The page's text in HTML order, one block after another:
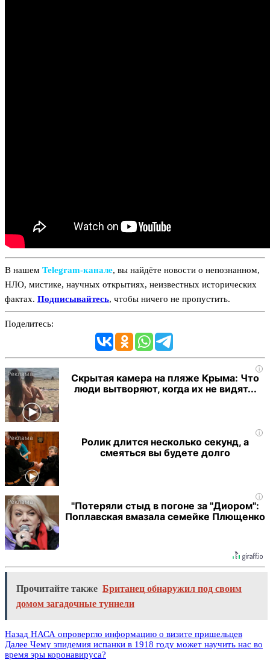
В нашем Telegram‑канале, вы найдёте новости о непознанном,
НЛО, мистике, научных открытиях, неизвестных исторических
фактах. Подписывайтесь, чтобы ничего не пропустить.
Поделитесь:
i
Скрытая камера на пляже Крыма: Что
люди вытворяют, когда их не видят...
i
Ролик длится несколько секунд, а
смеяться вы будете долго
i
"Потеряли стыд в погоне за "Диором":
Поплавская вмазала семейке Плющенко
Прочитайте также Британец обнаружил под своим
домом загадочные туннели
Назад НАСА опровергло информацию о визите пришельцев
Далее Чему эпидемия испанки в 1918 году может научить нас во
время эры коронавируса?